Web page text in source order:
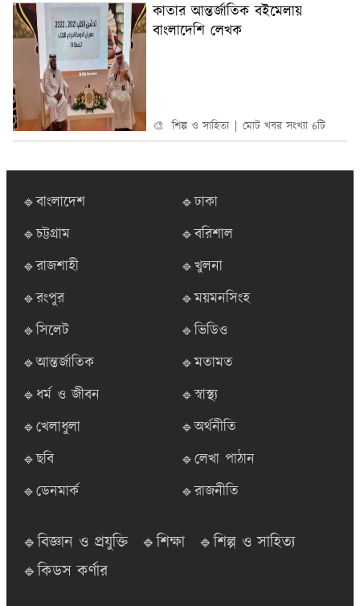
কাতার আন্তর্জাতিক বইমেলায়
বাংলাদেশি লেখক
🎨 শিল্প ও সাহিত্য মোট খবর সংখ্যা 6টি
🔹বাংলাদেশ
🔹ঢাকা
🔹চট্টগ্রাম
🔹বরিশাল
🔹রাজশাহী
🔹খুলনা
🔹রংপুর
🔹ময়মনসিংহ
🔹সিলেট
🔹ভিডিও
🔹আন্তর্জাতিক
🔹মতামত
🔹ধর্ম ও জীবন
🔹স্বাস্থ্য
🔹খেলাধুলা
🔹অর্থনীতি
🔹ছবি
🔹লেখা পাঠান
🔹ডেনমার্ক
🔹রাজনীতি
🔹বিজ্ঞান ও প্রযুক্তি 🔹শিক্ষা
🔹শিল্প ও সাহিত্য
🔹কিডস কর্ণার